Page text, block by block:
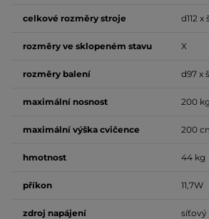
celkové rozměry stroje d112 x
rozměry ve sklopeném stavu X
rozměry balení d97 x
maximální nosnost 200 kg
maximální výška cvičence 200
hmotnost 44 kg
příkon 11,7W
zdroj napájení
síťový